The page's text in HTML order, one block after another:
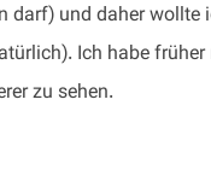
darf) und daher
Ich habe
zu sehen.